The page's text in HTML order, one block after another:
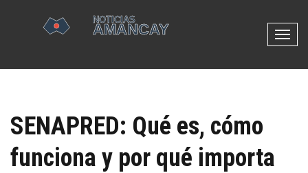
N
v
SENAPRED: Qué es, cómo
funciona y por qué importa